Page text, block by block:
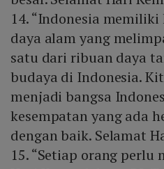
14. “Indonesia
daya alam yang
satu dari ribuan daya
budaya di Indonesia.
menjadi bangsa
kesempatan yang ada
dengan baik. Selamat
15. “Setiap orang perlu